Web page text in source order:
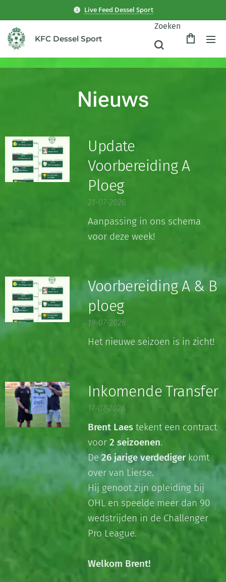
Live Feed Dessel Sport
KFC Dessel Sport
Zoeken
Nieuws
Update
Voorbereiding A
Ploeg
21-07-2026
Aanpassing in ons schema
voor deze week!
Voorbereiding A & B
ploeg
19-07-2026
Het nieuwe seizoen is in zicht!
Inkomende Transfer
17-07-2026
Brent Laes tekent een contract
voor2 seizoenen.
De26 jarige verdedigerkomt
over van Lierse.
Hij genoot zijn opleiding bij
OHL en speelde meer dan 90
wedstrijden in de Challenger
Pro League.
Welkom Brent!